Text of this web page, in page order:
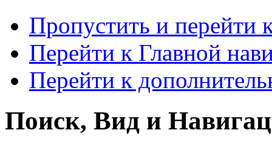
Пропустить и перейти
Перейти к Главной
Перейти к
Поиск, Вид и